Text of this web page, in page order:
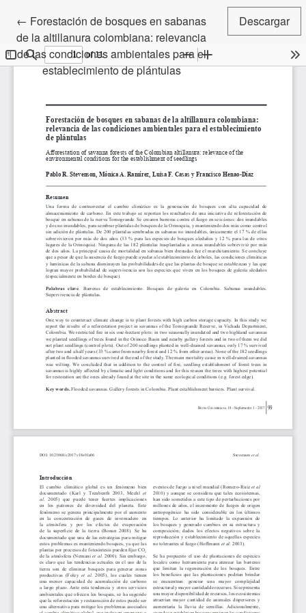
← Volver a los detalles del artículo
Forestación de bosques en sabanas
de la altillanura colombiana: relevancia
de las condiciones ambientales para el
establecimiento de plántulas
Descargar